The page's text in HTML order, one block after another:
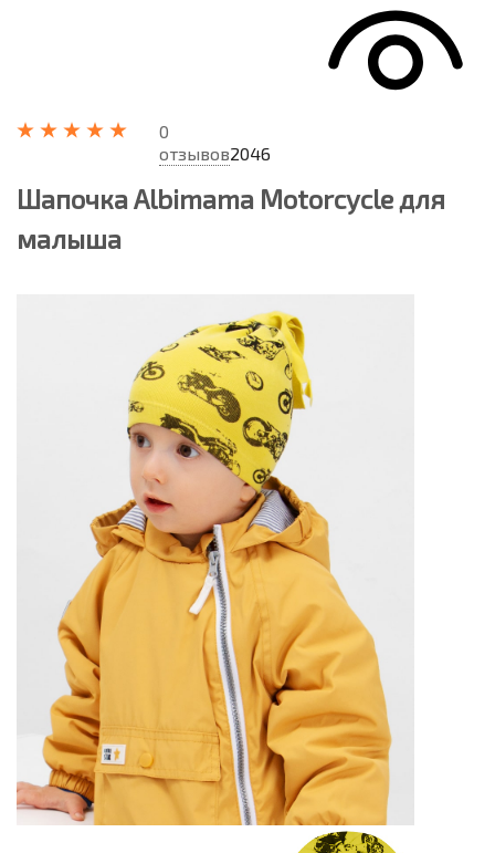
0
отзывов2046
Шапочка Albimama Motorcycle для
малыша